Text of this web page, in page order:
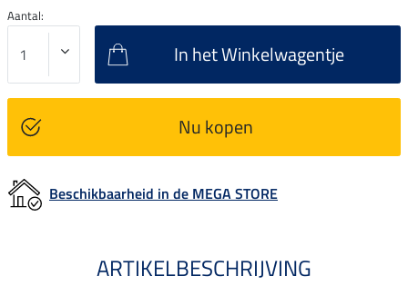
Aantal:
In het Winkelwagentje
Nu kopen
Beschikbaarheid in de MEGA STORE
ARTIKELBESCHRIJVING